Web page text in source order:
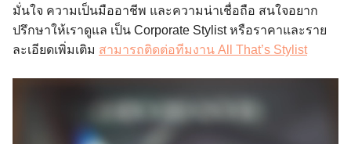
มั่นใจ ความเป็นมืออาชีพ และความน่าเชื่อถือ สนใจอยาก
ปรึกษาให้เราดูแล เป็น Corporate Stylist หรือราคาและราย
ละเอียดเพิ่มเติม สามารถติดต่อทีมงาน All That’s Stylist